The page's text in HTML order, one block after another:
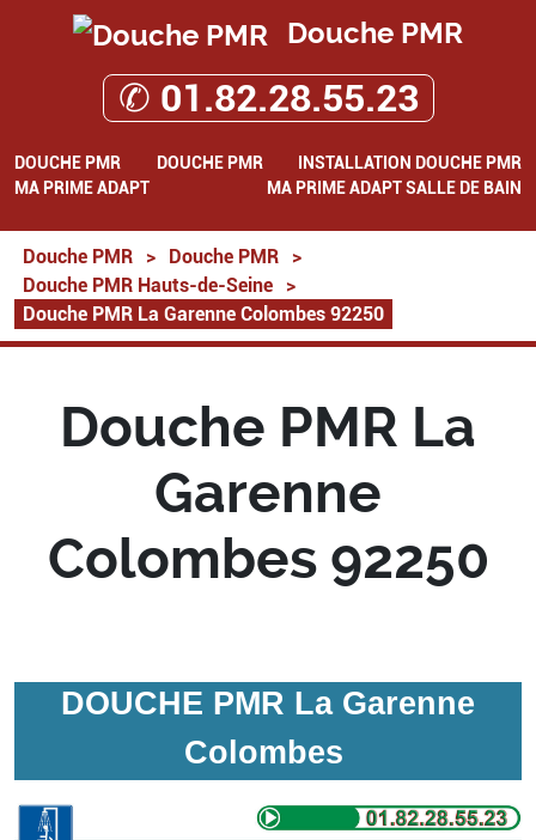
Douche PMR
✆ 01.82.28.55.23
DOUCHE PMR DOUCHE PMR
INSTALLATION DOUCHE PMR
MA PRIME ADAPT
MA PRIME ADAPT SALLE DE BAIN
Douche PMR > Douche PMR
>
Douche PMR Hauts-de-Seine
>
Douche PMR La Garenne Colombes 92250
Douche PMR La
Garenne
Colombes 92250
DOUCHE PMR La Garenne
Colombes